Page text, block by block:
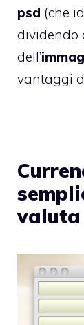
psd (che
dividendo
dell’
vantaggi
valuta